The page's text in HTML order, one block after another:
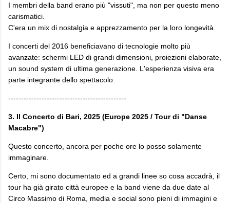
I membri della band erano più "vissuti", ma non per questo meno
carismatici.
C'era un mix di nostalgia e apprezzamento per la loro longevità.
I concerti del 2016 beneficiavano di tecnologie molto più
avanzate: schermi LED di grandi dimensioni, proiezioni elaborate,
un sound system di ultima generazione. L'esperienza visiva era
parte integrante dello spettacolo.
----------------------------------------------
3. Il Concerto di Bari, 2025 (Europe 2025 / Tour di "Danse
Macabre")
Questo concerto, ancora per poche ore lo posso solamente
immaginare.
Certo, mi sono documentato ed a grandi linee so cosa accadrà, il
tour ha già girato città europee e la band viene da due date al
Circo Massimo di Roma, media e social sono pieni di immagini e